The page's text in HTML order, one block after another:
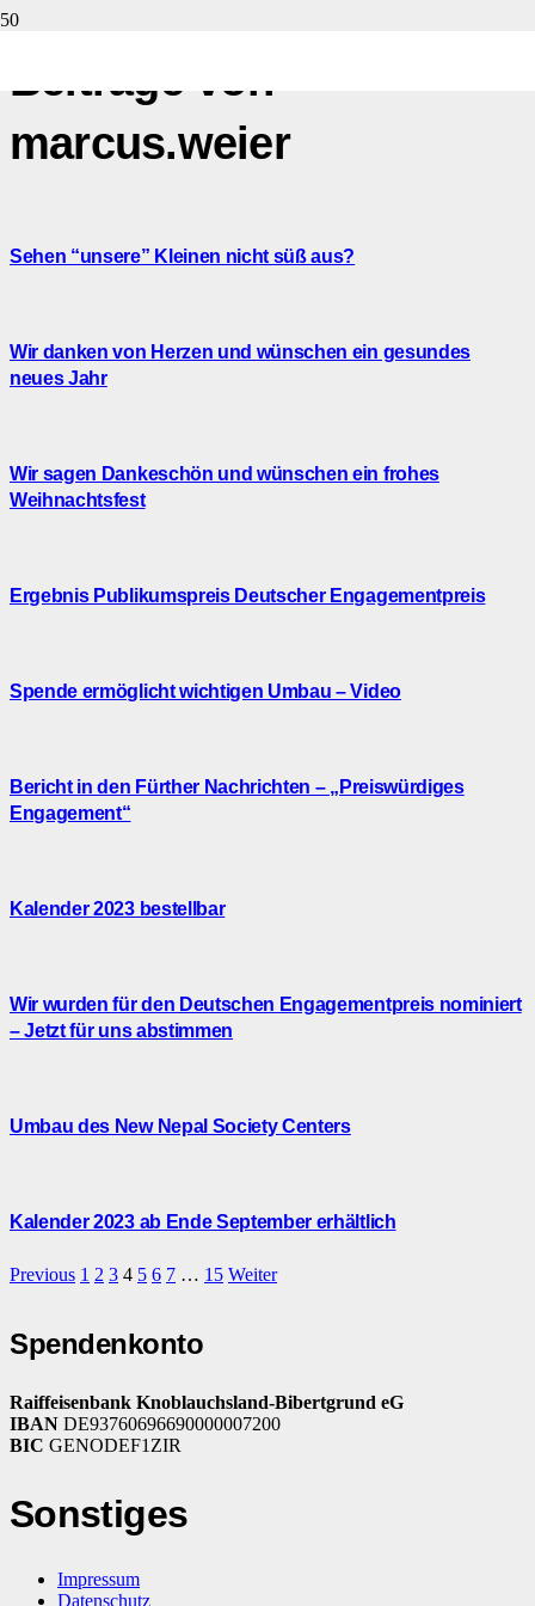
Beiträge von
marcus.weier
Sehen “unsere” Kleinen nicht süß aus?
Wir danken von Herzen und wünschen ein gesundes
neues Jahr
Wir sagen Dankeschön und wünschen ein frohes
Weihnachtsfest
Ergebnis Publikumspreis Deutscher Engagementpreis
Spende ermöglicht wichtigen Umbau – Video
Bericht in den Fürther Nachrichten – „Preiswürdiges
Engagement“
Kalender 2023 bestellbar
Wir wurden für den Deutschen Engagementpreis nominiert
– Jetzt für uns abstimmen
Umbau des New Nepal Society Centers
Kalender 2023 ab Ende September erhältlich
Previous 1 2 3 4 5 6 7 … 15 Weiter
Spendenkonto
Raiffeisenbank Knoblauchsland-Bibertgrund eG
IBAN DE93760696690000007200
BIC GENODEF1ZIR
Sonstiges
Impressum
Datenschutz